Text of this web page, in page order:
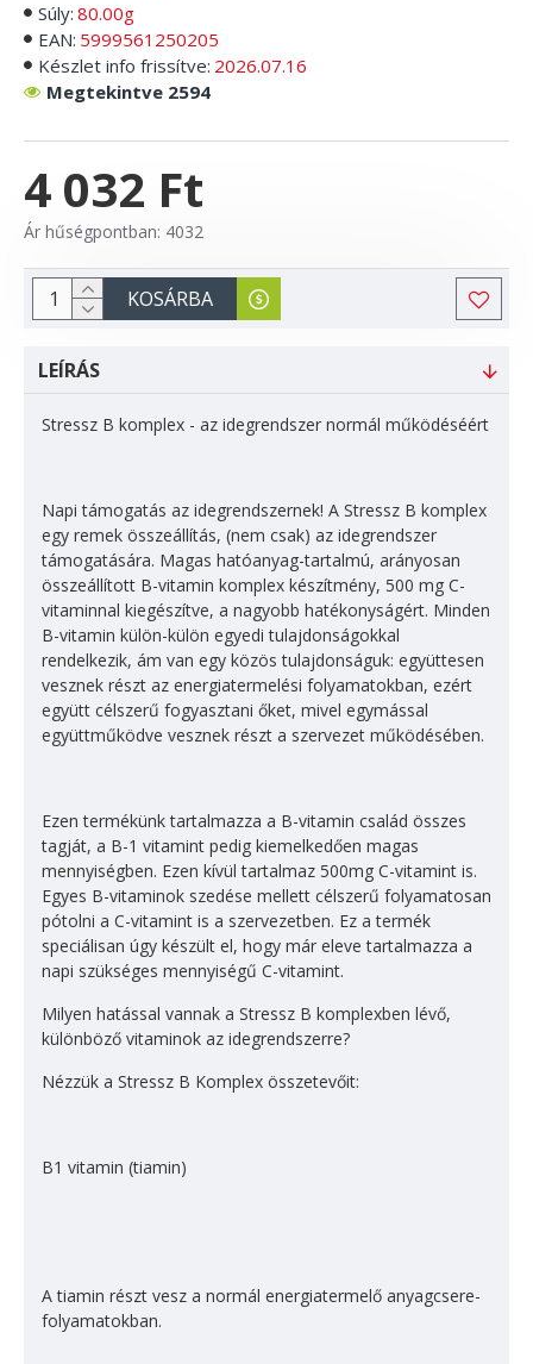
4 032 Ft
Ár hűségpontban: 4032
Súly: 80.00g
EAN: 5999561250205
Készlet info frissítve: 2026.07.16
Megtekintve 2594
KOSÁRBA
LEÍRÁS
Stressz B komplex - az idegrendszer normál működéséért
Napi támogatás az idegrendszernek! A Stressz B komplex
egy remek összeállítás, (nem csak) az idegrendszer
támogatására. Magas hatóanyag-tartalmú, arányosan
összeállított B-vitamin komplex készítmény, 500 mg C-
vitaminnal kiegészítve, a nagyobb hatékonyságért. Minden
B-vitamin külön-külön egyedi tulajdonságokkal
rendelkezik, ám van egy közös tulajdonságuk: együttesen
vesznek részt az energiatermelési folyamatokban, ezért
együtt célszerű fogyasztani őket, mivel egymással
együttműködve vesznek részt a szervezet működésében.
Ezen termékünk tartalmazza a B-vitamin család összes
tagját, a B-1 vitamint pedig kiemelkedően magas
mennyiségben. Ezen kívül tartalmaz 500mg C-vitamint is.
Egyes B-vitaminok szedése mellett célszerű folyamatosan
pótolni a C-vitamint is a szervezetben. Ez a termék
speciálisan úgy készült el, hogy már eleve tartalmazza a
napi szükséges mennyiségű C-vitamint.
Milyen hatással vannak a Stressz B komplexben lévő,
különböző vitaminok az idegrendszerre?
Nézzük a Stressz B Komplex összetevőit:
B1 vitamin (tiamin)
A tiamin részt vesz a normál energiatermelő anyagcsere-
folyamatokban.